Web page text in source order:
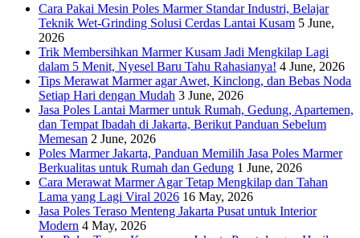
Cara Pakai Mesin Poles Marmer Standar Industri, Belajar
Teknik Wet-Grinding Solusi Cerdas Lantai Kusam 5 June,
2026
Trik Membersihkan Marmer Kusam Jadi Mengkilap Lagi
dalam 5 Menit, Nyesel Baru Tahu Rahasianya! 4 June, 2026
Tips Merawat Marmer agar Awet, Kinclong, dan Bebas Noda
Setiap Hari dengan Mudah 3 June, 2026
Jasa Poles Lantai Marmer untuk Rumah, Gedung, Apartemen,
dan Tempat Ibadah di Jakarta, Berikut Panduan Sebelum
Memesan 2 June, 2026
Poles Marmer Jakarta, Panduan Memilih Jasa Poles Marmer
Berkualitas untuk Rumah dan Gedung 1 June, 2026
Cara Merawat Marmer Agar Tetap Mengkilap dan Tahan
Lama yang Lagi Viral 2026 16 May, 2026
Jasa Poles Teraso Menteng Jakarta Pusat untuk Interior
Modern 4 May, 2026